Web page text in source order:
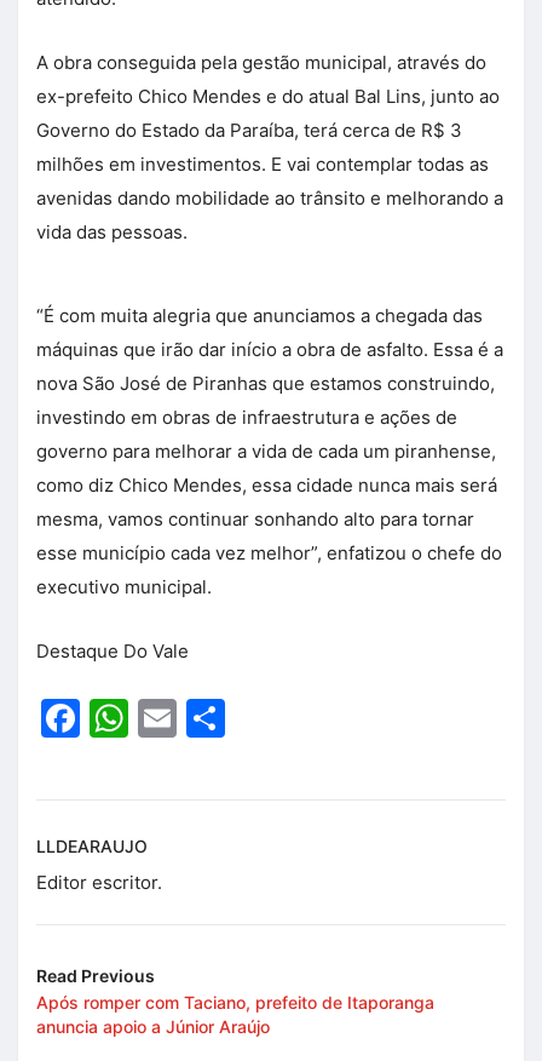
A obra conseguida pela gestão municipal, através do
ex-prefeito Chico Mendes e do atual Bal Lins, junto ao
Governo do Estado da Paraíba, terá cerca de R$ 3
milhões em investimentos. E vai contemplar todas as
avenidas dando mobilidade ao trânsito e melhorando a
vida das pessoas.
“É com muita alegria que anunciamos a chegada das
máquinas que irão dar início a obra de asfalto. Essa é a
nova São José de Piranhas que estamos construindo,
investindo em obras de infraestrutura e ações de
governo para melhorar a vida de cada um piranhense,
como diz Chico Mendes, essa cidade nunca mais será
mesma, vamos continuar sonhando alto para tornar
esse município cada vez melhor”, enfatizou o chefe do
executivo municipal.
Destaque Do Vale
Facebook
WhatsApp
Email
LLDEARAUJO
Editor escritor.
Read Previous
Após romper com Taciano, prefeito de Itaporanga
anuncia apoio a Júnior Araújo